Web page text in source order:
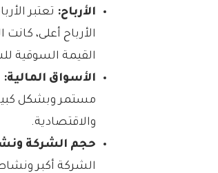
الأرباح: تعتبر
الأرباح أعلى،
القيمة السوقية
الأسواق المالية:
مستمر وبشكل
والاقتصادية.
حجم الشركة
الشركة أكبر